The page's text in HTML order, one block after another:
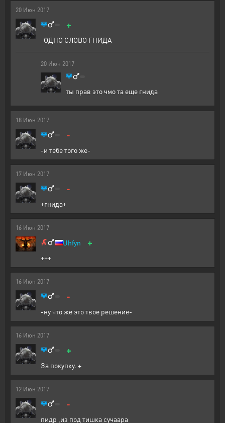
20 Июн 2017
+
-ОДНО СЛОВО ГНИДА-
20 Июн 2017
ты прав это чмо та еще гнида
18 Июн 2017
-
-и тебе того же-
17 Июн 2017
-
+гнида+
16 Июн 2017
Uhfyn +
+++
16 Июн 2017
-
-ну что же это твое решение-
16 Июн 2017
+
За покупку. +
12 Июн 2017
-
пидр ,из под тишка сучаара